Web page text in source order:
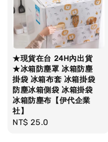
★現貨在台 24H內出貨
★冰箱防塵罩 冰箱防塵
掛袋 冰箱布套 冰箱掛袋
防塵冰箱側袋 冰箱掛袋
冰箱防塵布【伊代企業
社】
Regular
NT$ 25.0